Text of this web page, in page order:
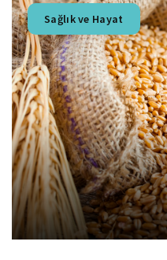
Sağlık ve Hayat